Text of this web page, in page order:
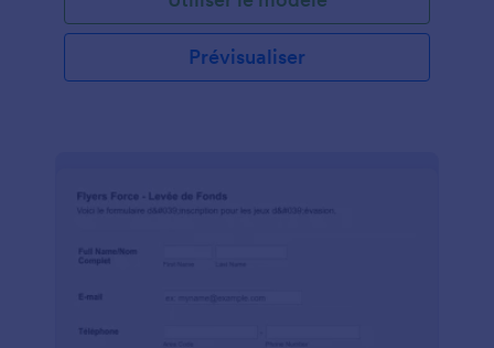
de formulaire de demande d'achat permet à
l'utilisateur de préciser les détails de l'article
demandé. Le modèle comprend des champs pour la
Prévisualiser